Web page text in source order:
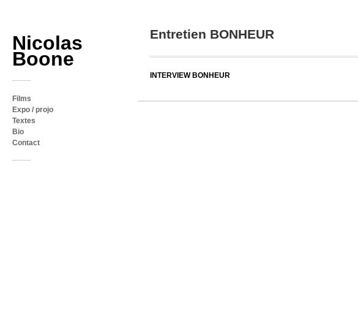
Nicolas
Boone
Films
Expo / projo
Textes
Bio
Contact
Entretien BONHEUR
INTERVIEW BONHEUR